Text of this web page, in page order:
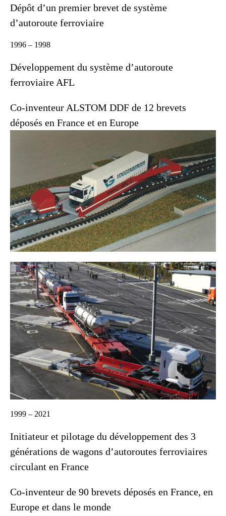
Dépôt d’un premier brevet de système
d’autoroute ferroviaire
1996 – 1998
Développement du système d’autoroute
ferroviaire AFL
Co-inventeur ALSTOM DDF de 12 brevets
déposés en France et en Europe
1999 – 2021
Initiateur et pilotage du développement des 3
générations de wagons d’autoroutes ferroviaires
circulant en France
Co-inventeur de 90 brevets déposés en France, en
Europe et dans le monde